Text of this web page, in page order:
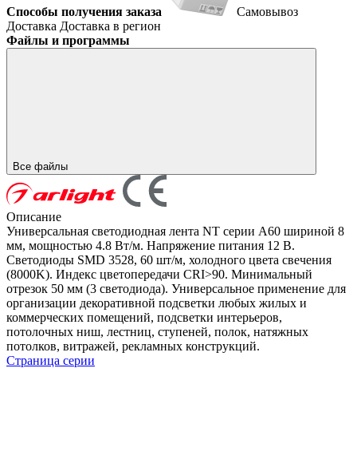
Способы получения заказа
Самовывоз
Доставка Доставка в регион
Файлы и программы
Все файлы
Описание
Универсальная светодиодная лента NT серии A60 шириной 8
мм, мощностью 4.8 Вт/м. Напряжение питания 12 В.
Светодиоды SMD 3528, 60 шт/м, холодного цвета свечения
(8000K). Индекс цветопередачи CRI>90. Минимальный
отрезок 50 мм (3 светодиода). Универсальное применение для
организации декоративной подсветки любых жилых и
коммерческих помещений, подсветки интерьеров,
потолочных ниш, лестниц, ступеней, полок, натяжных
потолков, витражей, рекламных конструкций.
Страница серии